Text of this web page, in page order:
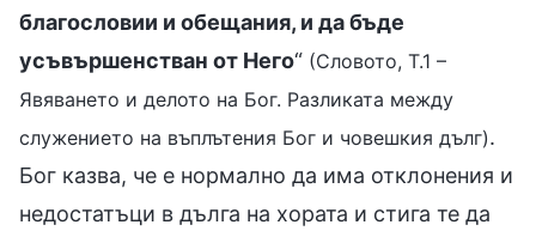
благословии и обещания, и да бъде
усъвършенстван от Него“ (Словото, Т.1 –
Явяването и делото на Бог. Разликата между
служението на въплътения Бог и човешкия дълг).
Бог казва, че е нормално да има отклонения и
недостатъци в дълга на хората и стига те да